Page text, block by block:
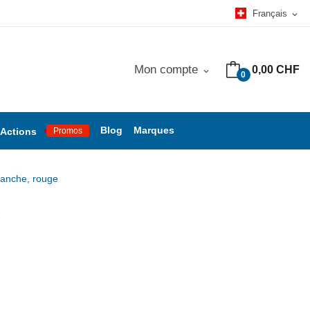
Français expand_more
0 0,00 CHF
Mon compte expand_more
Actions Promos Blog Marques
rouge